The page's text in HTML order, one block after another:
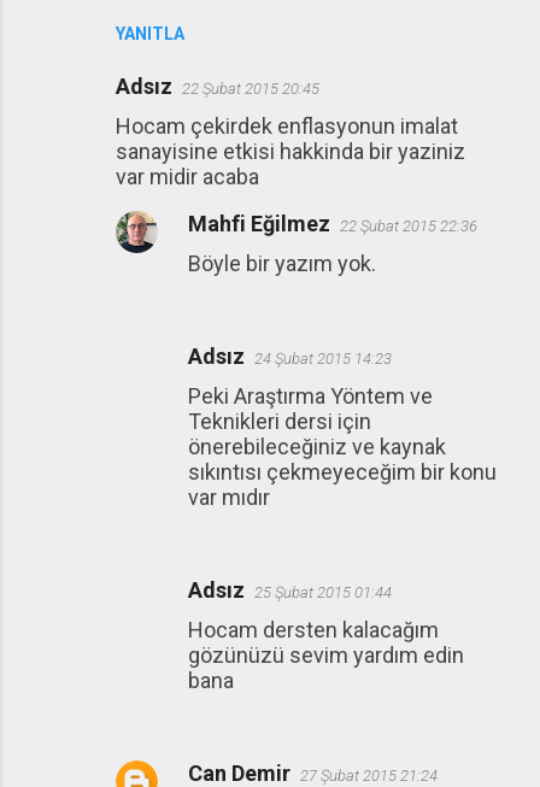
YANITLA
Adsız 22 Şubat 2015 20:45
Hocam çekirdek enflasyonun imalat
sanayisine etkisi hakkinda bir yaziniz
var midir acaba
Mahfi Eğilmez 22 Şubat 2015 22:36
Böyle bir yazım yok.
Adsız 24 Şubat 2015 14:23
Peki Araştırma Yöntem ve
Teknikleri dersi için
önerebileceğiniz ve kaynak
sıkıntısı çekmeyeceğim bir konu
var mıdır
Adsız 25 Şubat 2015 01:44
Hocam dersten kalacağım
gözünüzü sevim yardım edin
bana
Can Demir 27 Şubat 2015 21:24